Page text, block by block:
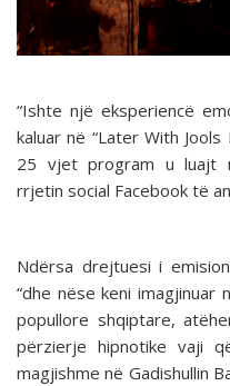
“Ishte një eksperiencë
kaluar në “Later With
25 vjet program u luajt
rrjetin social Facebook të
Ndërsa drejtuesi i
“dhe nëse keni imagjinuar
popullore shqiptare,
përzierje hipnotike vaji
magjishme në Gadishullin